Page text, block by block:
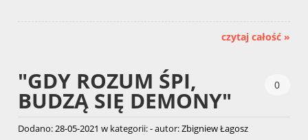
czytaj całość »
"GDY ROZUM ŚPI,
BUDZĄ SIĘ DEMONY"
0
Dodano:28-05-2021 w kategorii:-autor:Zbigniew Łagosz